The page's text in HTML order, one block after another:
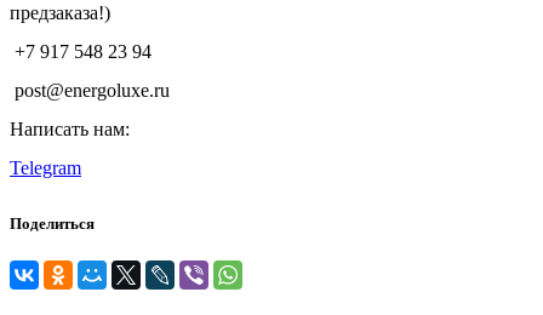
предзаказа!)
+7 917 548 23 94
post@energoluxe.ru
Написать нам:
Telegram
Поделиться